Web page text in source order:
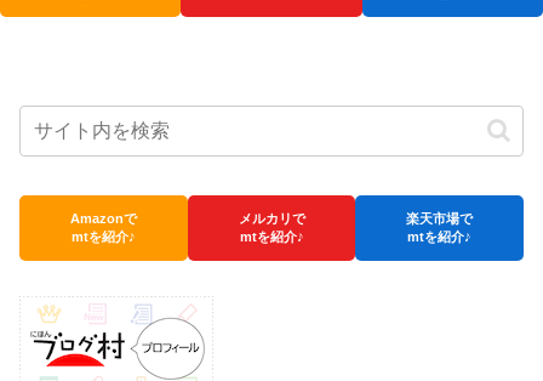
Amazonで
mtを紹介♪
メルカリで
mtを紹介♪
楽天市場で
mtを紹介♪